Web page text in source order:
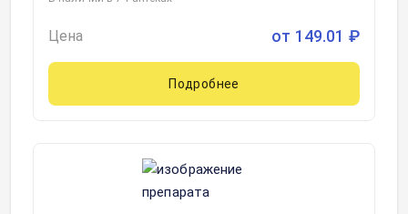
Цена от 149.01 ₽
Подробнее